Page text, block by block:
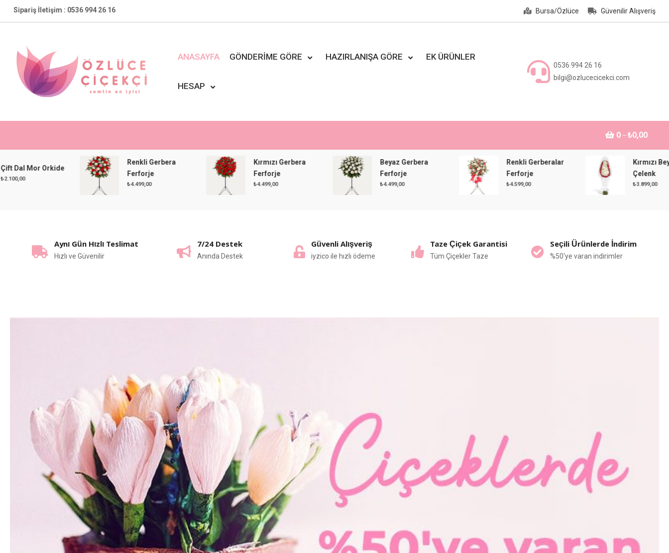
Skip
to
Sipariş İletişim : 0536 994 26 16 Bursa/Özlüce Güvenilir Alışveriş
ANASAYFA GÖNDERIME GÖRE HAZIRLANIŞA GÖRE EK ÜRÜNLER
HESAP
0536 994 26 16
bilgi@ozlucecicekci.com
0 ₺0,00
Mor Orkide
Renkli Gerbera
Ferforje
4.499,00
Kırmızı Gerbera
Ferforje
4.499,00
Beyaz Gerbera
Ferforje
4.499,00
Renkli Gerberalar
Ferforje
4.599,00
Kırmızı Beyaz
Çelenk
3.899,00
Aynı Gün Hızlı Teslimat
Hızlı ve Güvenilir
7/24 Destek
Anında Destek
Güvenli Alışveriş
iyzico ile hızlı ödeme
Taze Çiçek Garantisi
Tüm Çiçekler Taze
Seçili Ürünlerde İndirim
%50'ye varan indirimler